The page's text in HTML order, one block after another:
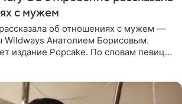
с мужем
об отношениях с мужем —
Wildways Анатолием Борисовым.
издание Popcake. По словам певицы,